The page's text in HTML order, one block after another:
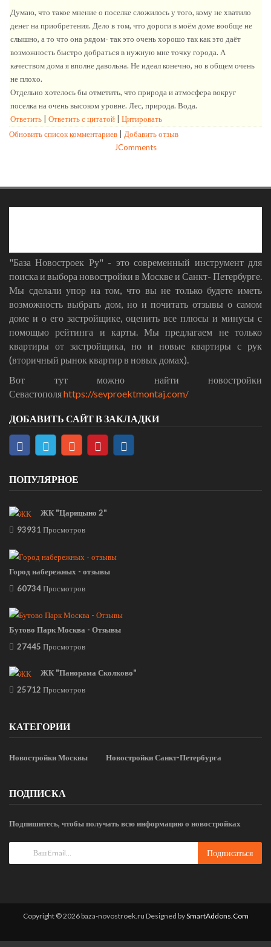
Думаю, что такое мнение о поселке сложилось у того, кому не хватило
денег на приобретения. Дело в том, что дороги в моём доме вообще не
слышно, а то что она рядом- так это очень хорошо так как это даёт
возможность быстро добраться в нужную мне точку города. А
качеством дома я вполне давольна. Не идеал конечно, но в общем очень
не плохо.
Отдельно хотелось бы отметить, что природа и атмосфера вокруг
поселка на очень высоком уровне. Лес, природа. Вода.
Ответить
Ответить с цитатой
Цитировать
Обновить список комментариев
Добавить отзыв
JComments
"База Новостроек Ру" - это современный инструмент для
поиска и выбора новостройки в Москве и Санкт- Петербурге.
Мы сделали упор на том, что вы не только будете иметь
возможность выбрать дом, но и почитать отзывы о самом
доме и о его застройщике, оценить все плюсы и минусы с
помощью рейтинга и карты. Мы предлагаем не только
квартиры от застройщика, но и новые квартиры с рук
(вторичный рынок квартир в новых домах).
Вот тут можно найти новостройки
Севастополяhttps://sevproektmontaj.com/
ДОБАВИТЬ САЙТ В ЗАКЛАДКИ
ПОПУЛЯРНОЕ
ЖК "Царицыно 2"
93931 Просмотров
Город набережных - отзывы
60734Просмотров
Бутово Парк Москва - Отзывы
27445 Просмотров
ЖК "Панорама Сколково"
25712 Просмотров
КАТЕГОРИИ
Новостройки Москвы Новостройки Санкт-Петербурга
ПОДПИСКА
Подпишитесь, чтобы получать всю информацию о новостройках
Copyright © 2026 baza-novostroek.ru Designed bySmartAddons.Com